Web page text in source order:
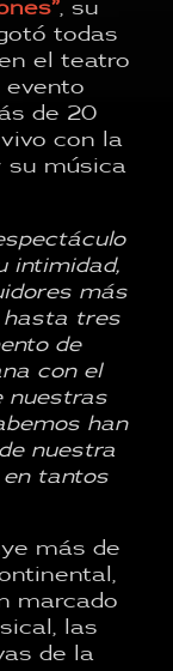
, su
todas
el teatro
evento
de 20
con la
su música
intimidad,
más
hasta tres
de
con el
nuestras
han
nuestra
tantos
más de
marcado
las
de la